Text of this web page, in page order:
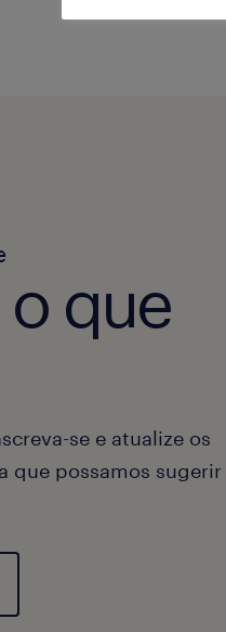
que
se e atualize os
que possamos sugerir